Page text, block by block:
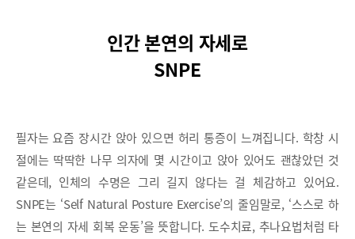
인간 본연의 자세로
SNPE
필자는 요즘 장시간 앉아 있으면 허리 통증이 느껴집니다. 학창 시
절에는 딱딱한 나무 의자에 몇 시간이고 앉아 있어도 괜찮았던 것
같은데, 인체의 수명은 그리 길지 않다는 걸 체감하고 있어요.
SNPE는 ‘Self Natural Posture Exercise’의 줄임말로, ‘스스로 하
는 본연의 자세 회복 운동’을 뜻합니다. 도수치료, 추나요법처럼 타